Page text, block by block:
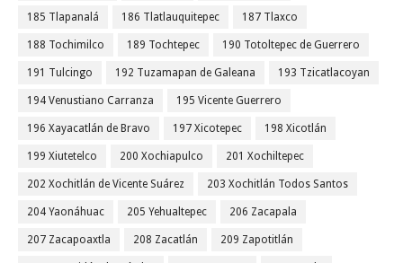
185 Tlapanalá 186 Tlatlauquitepec 187 Tlaxco
188 Tochimilco 189 Tochtepec 190 Totoltepec de Guerrero
191 Tulcingo 192 Tuzamapan de Galeana 193 Tzicatlacoyan
194 Venustiano Carranza 195 Vicente Guerrero
196 Xayacatlán de Bravo 197 Xicotepec 198 Xicotlán
199 Xiutetelco 200 Xochiapulco 201 Xochiltepec
202 Xochitlán de Vicente Suárez 203 Xochitlán Todos Santos
204 Yaonáhuac 205 Yehualtepec 206 Zacapala
207 Zacapoaxtla 208 Zacatlán 209 Zapotitlán